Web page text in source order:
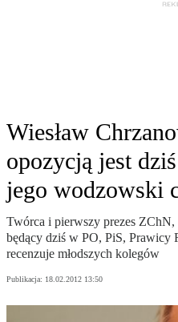
Wiesław
opozycją jest
jego wodzowski
Twórca i pierwszy prezes
będący dziś w PO, PiS, Prawicy
recenzuje młodszych kolegów
Publikacja: 18.02.2012 13:50